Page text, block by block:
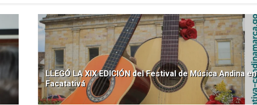
LLEGÓ LA XIX EDICIÓN del Festival de Música Andina en
Facatativá